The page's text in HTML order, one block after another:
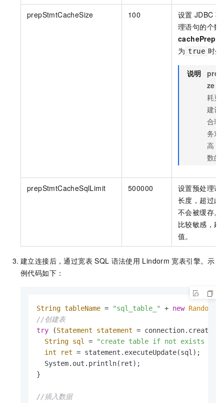
prepStmtCacheSize 100 设置 JDBC
理语句的个数
为 true 时
说明
ze
耗更
建议
合理
务对
高，
数的
prepStmtCacheSqlLimit 500000
设置预处理语
长度，超过此
不会被缓存。
比较敏感，
值。
建立连接后，通过宽表 SQL 语法使用 Lindorm 宽表引擎。示
例代码如下：
String tableName = "sql_table_" + new Random
//创建表
try (Statement statement =
String sql = "create table if not exists "
int
ret = statement.executeUpdate(sql);
  System.out.println(ret);
}
//插入数据